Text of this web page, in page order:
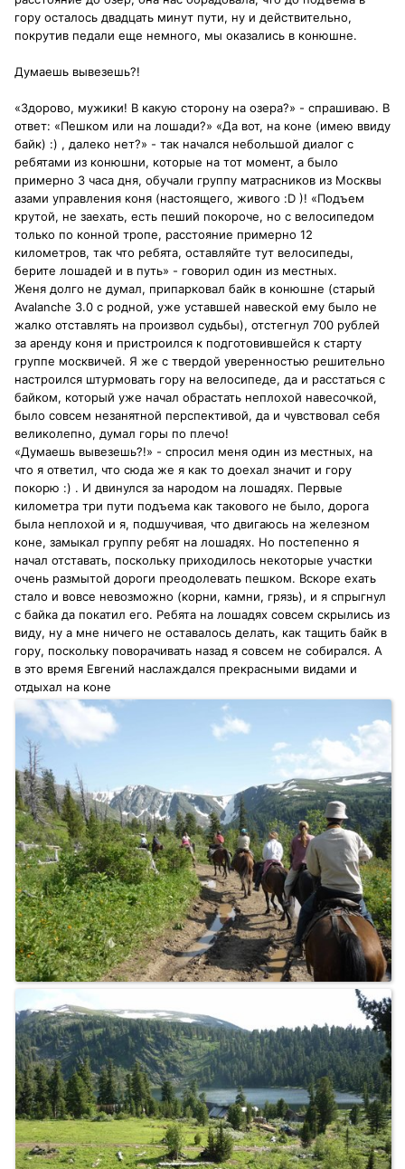
гору осталось двадцать минут пути, ну и действительно,
покрутив педали еще немного, мы оказались в конюшне.
Думаешь вывезешь?!
«Здорово, мужики! В какую сторону на озера?» - спрашиваю. В
ответ: «Пешком или на лошади?» «Да вот, на коне (имею ввиду
байк) :) , далеко нет?» - так начался небольшой диалог с
ребятами из конюшни, которые на тот момент, а было
примерно 3 часа дня, обучали группу матрасников из Москвы
азами управления коня (настоящего, живого :D )! «Подъем
крутой, не заехать, есть пеший покороче, но с велосипедом
только по конной тропе, расстояние примерно 12
километров, так что ребята, оставляйте тут велосипеды,
берите лошадей и в путь» - говорил один из местных.
Женя долго не думал, припарковал байк в конюшне (старый
Avalanche 3.0 с родной, уже уставшей навеской ему было не
жалко отставлять на произвол судьбы), отстегнул 700 рублей
за аренду коня и пристроился к подготовившейся к старту
группе москвичей. Я же с твердой уверенностью решительно
настроился штурмовать гору на велосипеде, да и расстаться с
байком, который уже начал обрастать неплохой навесочкой,
было совсем незанятной перспективой, да и чувствовал себя
великолепно, думал горы по плечо!
«Думаешь вывезешь?!» - спросил меня один из местных, на
что я ответил, что сюда же я как то доехал значит и гору
покорю :) . И двинулся за народом на лошадях. Первые
километра три пути подъема как такового не было, дорога
была неплохой и я, подшучивая, что двигаюсь на железном
коне, замыкал группу ребят на лошадях. Но постепенно я
начал отставать, поскольку приходилось некоторые участки
очень размытой дороги преодолевать пешком. Вскоре ехать
стало и вовсе невозможно (корни, камни, грязь), и я спрыгнул
с байка да покатил его. Ребята на лошадях совсем скрылись из
виду, ну а мне ничего не оставалось делать, как тащить байк в
гору, поскольку поворачивать назад я совсем не собирался. А
в это время Евгений наслаждался прекрасными видами и
отдыхал на коне